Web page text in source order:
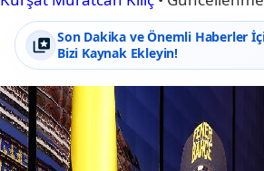
Son Dakika ve Önemli Haberler
Bizi Kaynak Ekleyin!